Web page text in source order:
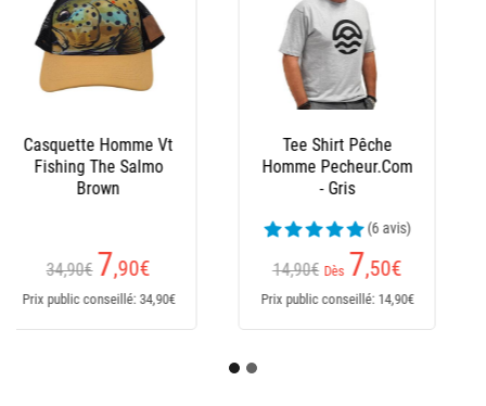
Bonnet Peche
Pecheur.Com
Réversible - Noir/Kaki
(6 avis)
,60€
Prix public conseillé: 9,90€